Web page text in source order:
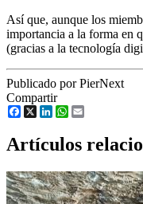
Así que, aunque los
importancia a la forma en
(gracias a la tecnología
Publicado por PierNext
Compartir
Facebook
X LinkedInWhatsApp
Artículos